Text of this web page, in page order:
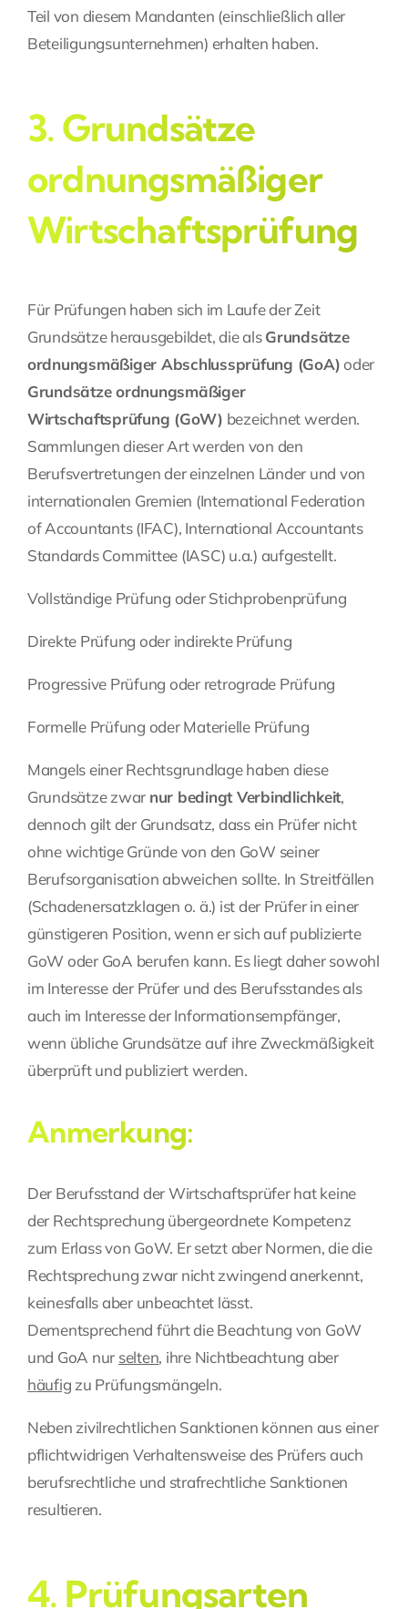
Teil von diesem Mandanten (einschließlich aller
Beteiligungsunternehmen) erhalten haben.
3. Grundsätze
ordnungsmäßiger
Wirtschaftsprüfung
Für Prüfungen haben sich im Laufe der Zeit
Grundsätze herausgebildet, die alsGrundsätze
ordnungsmäßiger Abschlussprüfung (GoA)oder
Grundsätze ordnungsmäßiger
Wirtschaftsprüfung (GoW) bezeichnet werden.
Sammlungen dieser Art werden von den
Berufsvertretungen der einzelnen Länder und von
internationalen Gremien (International Federation
of Accountants (IFAC), International Accountants
Standards Committee (IASC) u.a.) aufgestellt.
Vollständige Prüfung oder Stichprobenprüfung
Direkte Prüfung oder indirekte Prüfung
Progressive Prüfung oder retrograde Prüfung
Formelle Prüfung oder Materielle Prüfung
Mangels einer Rechtsgrundlage haben diese
Grundsätze zwar nur bedingt Verbindlichkeit,
dennoch gilt der Grundsatz, dass ein Prüfer nicht
ohne wichtige Gründe von den GoW seiner
Berufsorganisation abweichen sollte. In Streitfällen
(Schadenersatzklagen o. ä.) ist der Prüfer in einer
günstigeren Position, wenn er sich auf publizierte
GoW oder GoA berufen kann. Es liegt daher sowohl
im Interesse der Prüfer und des Berufsstandes als
auch im Interesse der Informationsempfänger,
wenn übliche Grundsätze auf ihre Zweckmäßigkeit
überprüft und publiziert werden.
Anmerkung:
Der Berufsstand der Wirtschaftsprüfer hat keine
der Rechtsprechung übergeordnete Kompetenz
zum Erlass von GoW. Er setzt aber Normen, die die
Rechtsprechung zwar nicht zwingend anerkennt,
keinesfalls aber unbeachtet lässt.
Dementsprechend führt die Beachtung von GoW
und GoA nur selten, ihre Nichtbeachtung aber
häufig zu Prüfungsmängeln.
Neben zivilrechtlichen Sanktionen können aus einer
pflichtwidrigen Verhaltensweise des Prüfers auch
berufsrechtliche und strafrechtliche Sanktionen
resultieren.
4. Prüfungsarten